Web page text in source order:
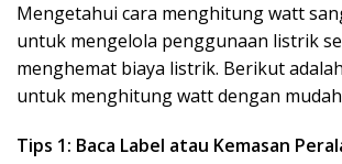
Mengetahui cara menghitung watt
untuk mengelola penggunaan listrik
menghemat biaya listrik. Berikut
untuk menghitung watt dengan
Tips 1: Baca Label atau Kemasan